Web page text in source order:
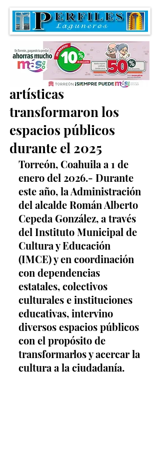
Intervenciones
artísticas
transformaron los
espacios públicos
durante el 2025
Torreón, Coahuila a 1 de
enero del 2026.- Durante
este año, la Administración
del alcalde Román Alberto
Cepeda González, a través
del Instituto Municipal de
Cultura y Educación
(IMCE) y en coordinación
con dependencias
estatales, colectivos
culturales e instituciones
educativas, intervino
diversos espacios públicos
con el propósito de
transformarlos y acercar la
cultura a la ciudadanía.